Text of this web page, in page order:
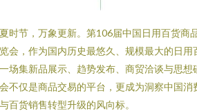
时节，万象更新。第106届中国日用百货商
会，作为国内历史最悠久、规模最大的日
场集新品展示、趋势发布、商贸洽谈与思
不仅是商品交易的平台，更成为洞察中国
百货销售转型升级的风向标。